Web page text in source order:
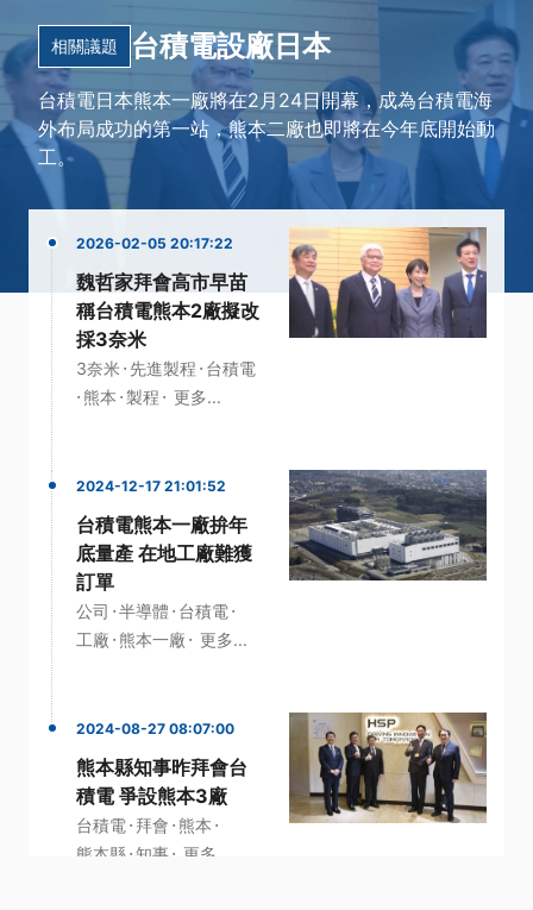
相關議題 台積電設廠日本
台積電日本熊本一廠將在2月24日開幕，成為台積電海
外布局成功的第一站，熊本二廠也即將在今年底開始動
工。
2026-02-05 20:17:22
魏哲家拜會高市早苗
稱台積電熊本2廠擬改
採3奈米
3奈米 · 先進製程 · 台積電
·熊本 ·製程 · 更多...
2024-12-17 21:01:52
台積電熊本一廠拚年
底量產 在地工廠難獲
訂單
公司 ·半導體 · 台積電·
工廠 ·熊本一廠 · 更多...
2024-08-27 08:07:00
熊本縣知事昨拜會台
積電 爭設熊本3廠
台積電· 拜會 ·熊本 ·
熊本縣·知事· 更多...